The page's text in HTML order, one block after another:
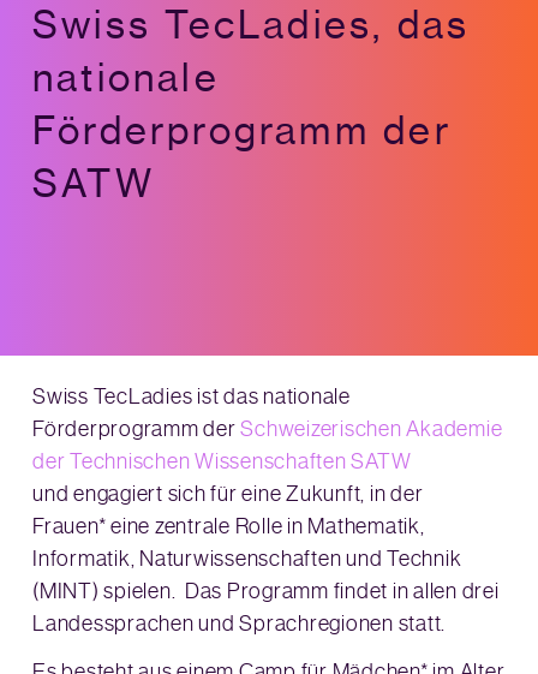
Swiss TecLadies, das
nationale
Förderprogramm der
SATW
Swiss TecLadies ist das nationale
Förderprogramm derSchweizerischen Akademie
der Technischen Wissenschaften SATW
und engagiert sich für eine Zukunft, in der
Frauen* eine zentrale Rolle in Mathematik,
Informatik, Naturwissenschaften und Technik
(MINT) spielen. Das Programm findet in allen drei
Landessprachen und Sprachregionen statt.